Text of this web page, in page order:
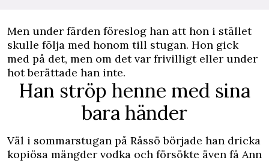
Men under färden föreslog han att hon i stället
skulle följa med honom till stugan. Hon gick
med på det, men om det var frivilligt eller under
hot berättade han inte.
Han ströp henne med sina
bara händer
Väl i sommarstugan på Råssö började han dricka
kopiösa mängder vodka och försökte även få Ann